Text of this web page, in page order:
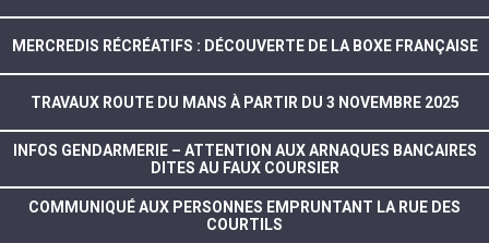
MERCREDIS RÉCRÉATIFS : DÉCOUVERTE DE LA BOXE FRANÇAISE
TRAVAUX ROUTE DU MANS À PARTIR DU 3 NOVEMBRE 2025
INFOS GENDARMERIE – ATTENTION AUX ARNAQUES BANCAIRES
DITES AU FAUX COURSIER
COMMUNIQUÉ AUX PERSONNES EMPRUNTANT LA RUE DES
COURTILS